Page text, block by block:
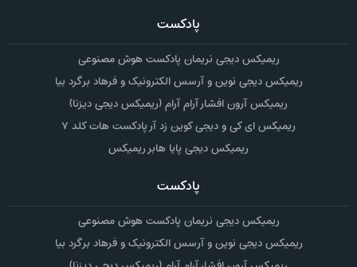
پادکست
ریمیکس دیجی نریمان پادکست هوش مصنوعی
ریمیکس دیجی نوین و آرسس الکترونیک و فرهاد برگرد بیا
ریمیکس آرون افشار آرام آرام (ریمیکس دیجی دیزنا)
ریمیکس ای کی و دیجی کوین زد آر پادکست هات کلد ۷
ریمیکس دیجی پایا هابر ریمیکس
پادکست
ریمیکس دیجی نریمان پادکست هوش مصنوعی
ریمیکس دیجی نوین و آرسس الکترونیک و فرهاد برگرد بیا